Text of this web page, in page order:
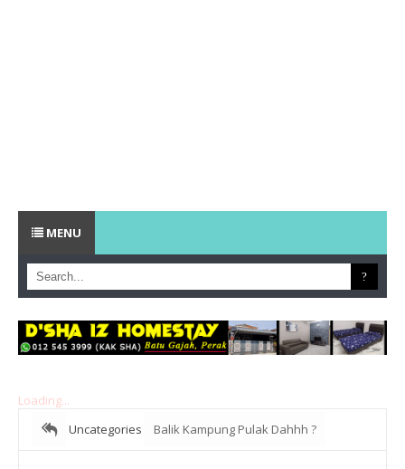
MENU
Loading...
Uncategories
Balik Kampung Pulak Dahhh ?